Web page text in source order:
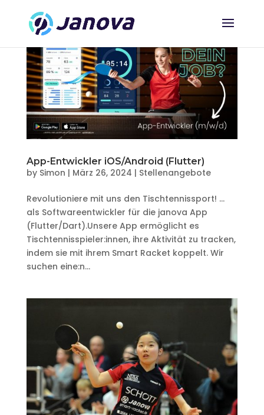
App-Entwickler iOS/Android (Flutter)
by Simon | März 26, 2024 | Stellenangebote
Revolutioniere mit uns den Tischtennissport! …
als Softwareentwickler für die janova App
(Flutter/Dart).Unsere App ermöglicht es
Tischtennisspieler:innen, ihre Aktivität zu tracken,
indem sie mit ihrem Smart Racket koppelt. Wir
suchen eine:n...